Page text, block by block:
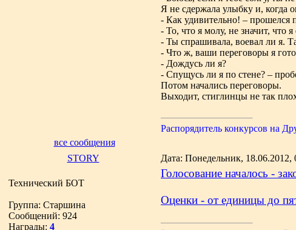
Я не сдержала улыбку и, когда
- Как удивительно! – прошелся
- То, что я молу, не значит, что
- Ты спрашивала, воевал ли я.
- Что ж, ваши переговоры я
- Дождусь ли я?
- Спущусь ли я по стене? –
Потом начались переговоры.
Выходит, стиглинцы не так
Распорядитель конкурсов на
все сообщения
STORY
Дата: Понедельник,
Технический БОТ
Группа: Старшина
Сообщений: 924
Награды: 4
Голосование началось -
Оценки - от единицы до